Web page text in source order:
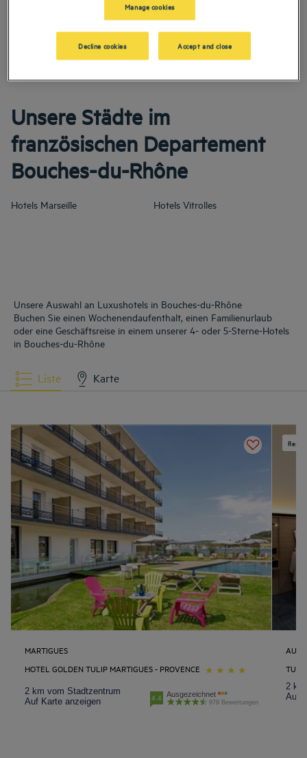
Unsere Golden Tulip Hotels heißen Sie zu Ihrem Aufenthalt in dieser Enklave der
Ruhe in Bouches-du-Rhône willkommen. Profitieren Sie von unserem
umfangreichen Freizeitangebot und genießen Sie unsere auf Komfort ausgelegten
Unsere Städte im
französischen Departement
Bouches-du-Rhône
Hotels Marseille Hotels Vitrolles
Unsere Auswahl an Luxushotels in Bouches-du-Rhône
Buchen Sie einen Wochenendaufenthalt, einen Familienurlaub
oder eine Geschäftsreise in einem unserer 4- oder 5-Sterne-Hotels
in Bouches-du-Rhône
Liste Karte
MARTIGUES
HOTEL GOLDEN TULIP MARTIGUES - PROVENCE
2 km vom Stadtzentrum
Auf Karte anzeigen
4.4 Ausgezeichnet
979 Bewertungen
2
Auf
Manage cookies
Decline cookies Accept and close